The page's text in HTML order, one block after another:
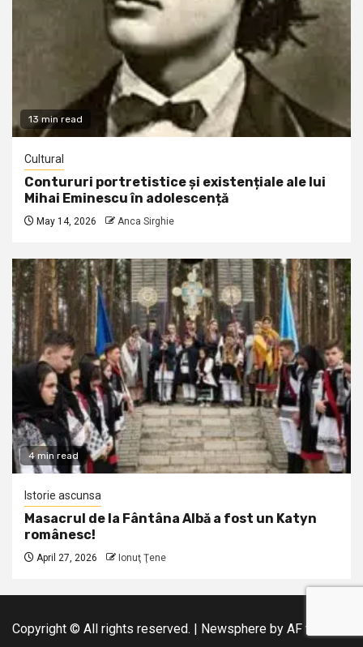
13 min read
Cultural
Contururi portretistice și existențiale ale lui
Mihai Eminescu în adolescență
May 14, 2026 Anca Sirghie
4 min read
Istorie ascunsa
Masacrul de la Fântâna Albă a fost un Katyn
românesc!
April 27, 2026 Ionuţ Ţene
Copyright © All rights reserved. Newsphere by AF themes.